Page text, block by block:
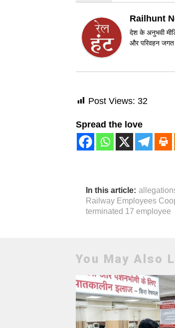
Railhunt
देश के अनुभवी
और परिवहन जगत
Post Views: 32
Spread the love
In this article:
Railway Employees
terminated 17 employee
You May Also